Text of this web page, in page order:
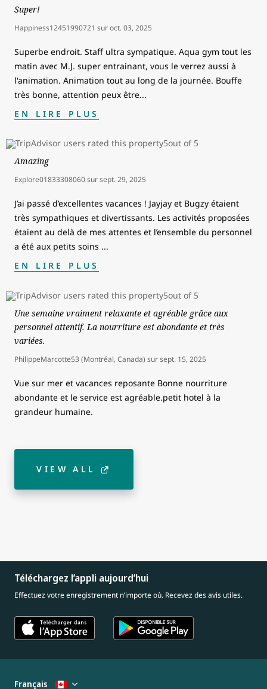
Super!
Happiness12451990721 suroct. 03, 2025
Superbe endroit. Staff ultra sympatique. Aqua gym tout les
matin avec M.J. super entrainant, vous le verrez aussi à
l'animation. Animation tout au long de la journée. Bouffe
très bonne, attention peux être...
EN LIRE PLUS
Amazing
Explore01833308060sursept. 29, 2025
J’ai passé d’excellentes vacances ! Jayjay et Bugzy étaient
très sympathiques et divertissants. Les activités proposées
étaient au delà de mes attentes et l’ensemble du personnel
a été aux petits soins ...
EN LIRE PLUS
Une semaine vraiment relaxante et agréable grâce aux
personnel attentif. La nourriture est abondante et très
variées.
PhilippeMarcotte53 (Montréal, Canada) sursept. 15, 2025
Vue sur mer et vacances reposante Bonne nourriture
abondante et le service est agréable.petit hotel à la
grandeur humaine.
VIEW ALL
Téléchargez l’appli aujourd’hui
Effectuez votre enregistrement n’importe où. Recevez des avis utiles.
Français